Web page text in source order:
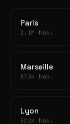
Paris
2.1M hab.
Marseille
873K hab.
Lyon
522K hab.